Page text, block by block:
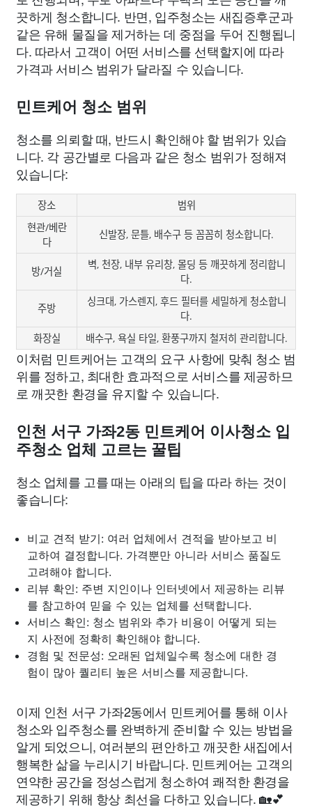
끗하게 청소합니다. 반면, 입주청소는 새집증후군과
같은 유해 물질을 제거하는 데 중점을 두어 진행됩니
다. 따라서 고객이 어떤 서비스를 선택할지에 따라
가격과 서비스 범위가 달라질 수 있습니다.
민트케어 청소 범위
청소를 의뢰할 때, 반드시 확인해야 할 범위가 있습
니다. 각 공간별로 다음과 같은 청소 범위가 정해져
있습니다:
장소
범위
현관/베란
다
신발장, 문틀, 배수구 등 꼼꼼히 청소합니다.
방/거실
벽, 천장, 내부 유리창, 몰딩 등 깨끗하게 정리합니
다.
주방
싱크대, 가스렌지, 후드 필터를 세밀하게 청소합니
다.
화장실
배수구, 욕실 타일, 환풍구까지 철저히 관리합니다.
이처럼 민트케어는 고객의 요구 사항에 맞춰 청소 범
위를 정하고, 최대한 효과적으로 서비스를 제공하므
로 깨끗한 환경을 유지할 수 있습니다.
인천 서구 가좌2동 민트케어 이사청소 입
주청소 업체 고르는 꿀팁
청소 업체를 고를 때는 아래의 팁을 따라 하는 것이
좋습니다:
비교 견적 받기: 여러 업체에서 견적을 받아보고 비
교하여 결정합니다. 가격뿐만 아니라 서비스 품질도
고려해야 합니다.
리뷰 확인: 주변 지인이나 인터넷에서 제공하는 리뷰
를 참고하여 믿을 수 있는 업체를 선택합니다.
서비스 확인: 청소 범위와 추가 비용이 어떻게 되는
지 사전에 정확히 확인해야 합니다.
경험 및 전문성: 오래된 업체일수록 청소에 대한 경
험이 많아 퀄리티 높은 서비스를 제공합니다.
이제 인천 서구 가좌2동에서 민트케어를 통해 이사
청소와 입주청소를 완벽하게 준비할 수 있는 방법을
알게 되었으니, 여러분의 편안하고 깨끗한 새집에서
행복한 삶을 누리시기 바랍니다. 민트케어는 고객의
연약한 공간을 정성스럽게 청소하여 쾌적한 환경을
제공하기 위해 항상 최선을 다하고 있습니다. 🏡💕